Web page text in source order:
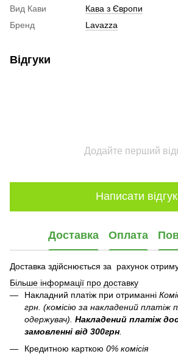
Вид Кави
Кава з Європи
Бренд
Lavazza
Відгуки
Додайте перший
Написати відгук
Доставка Оплата
Доставка здійснюється за рахунок
Більше інформації про доставку
Накладний платіж при отриманні
грн. (комісію за накладений платіж
одержувач). Накладений платіж
замовленні від 300грн
Кредитною карткою 0% комісія